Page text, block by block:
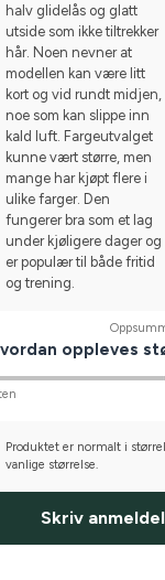
halv glidelås og glatt
utside som ikke tiltrekker
hår. Noen nevner at
modellen kan være litt
kort og vid rundt midjen,
noe som kan slippe inn
kald luft. Fargeutvalget
kunne vært større, men
mange har kjøpt flere i
ulike farger. Den
fungerer bra som et lag
under kjøligere dager og
er populær til både fritid
og trening.
oppleves
Produktet er normalt i
vanlige størrelse.
Skriv